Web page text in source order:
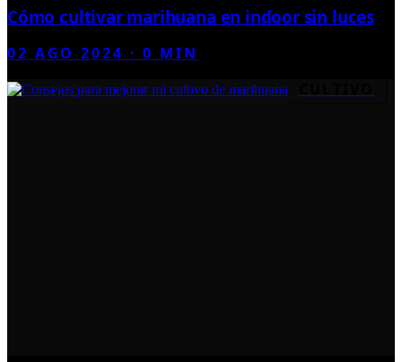
Cómo cultivar marihuana en indoor sin luces
02 AGO 2024 ·0 MIN